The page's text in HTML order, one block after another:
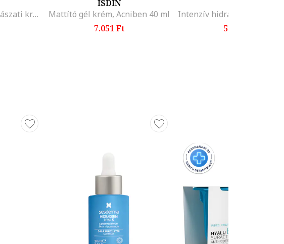
Regeneráló bőrgyógyászati krém arcra 50 ml
ISDIN
Mattító gél krém, Acniben 40 ml
7.051 Ft
5.724 Ft